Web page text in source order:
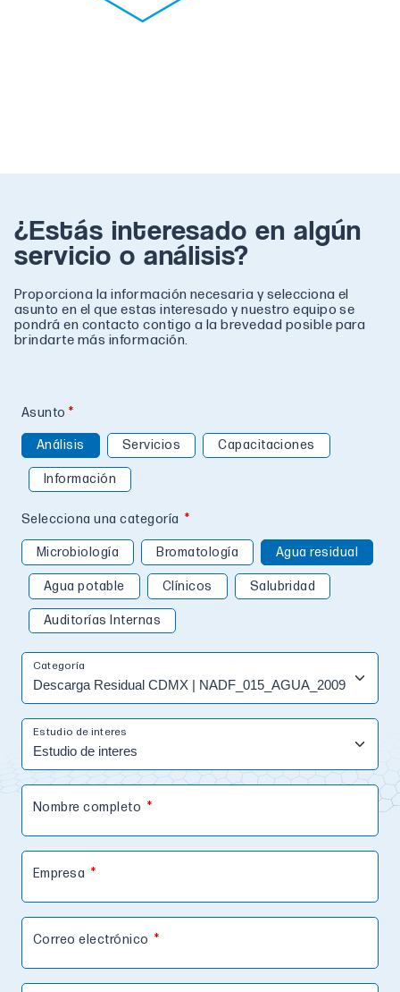
¿Estás interesado en algún
servicio o análisis?
Proporciona la información necesaria y selecciona el
asunto en el que estas interesado y nuestro equipo se
pondrá en contacto contigo a la brevedad posible para
brindarte más información.
Asunto
Análisis Servicios Capacitaciones
Información
Selecciona una categoría
Microbiología Bromatología Agua residual
Agua potable Clínicos Salubridad
Auditorías Internas
Categoría
Estudio de interes
Nombre completo
Empresa
Correo electrónico